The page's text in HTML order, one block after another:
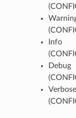
Info
Debug
Verbose